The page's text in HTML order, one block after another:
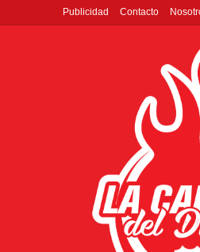
Publicidad Contacto